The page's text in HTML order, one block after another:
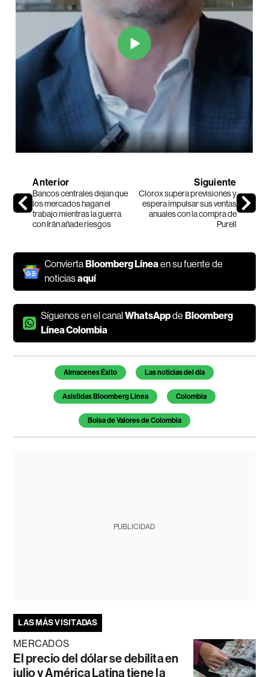
Anterior
Bancos centrales dejan que
los mercados hagan el
trabajo mientras la guerra
con Irán añade riesgos
Siguiente
Clorox supera previsiones y
espera impulsar sus ventas
anuales con la compra de
Purell
Convierta Bloomberg Líneaen su fuente de
noticiasaquí
Síguenos en el canalWhatsAppde Bloomberg
Línea Colombia
Temas de este artículo
Almacenes Éxito Las noticias del día
Asistidas Bloomberg Linea Colombia
Bolsa de Valores de Colombia
PUBLICIDAD
LAS MÁS VISITADAS
MERCADOS
El precio del dólar se debilita en
julio y América Latina tiene la